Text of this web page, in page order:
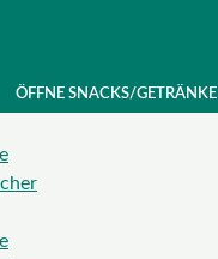
ÖFFNE SNACKS/GETRÄNKE